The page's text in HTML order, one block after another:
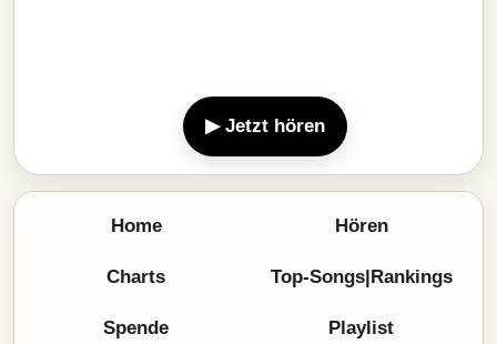
▶ Jetzt hören
Home Hören
Charts Top-Songs|Rankings
Spende Playlist